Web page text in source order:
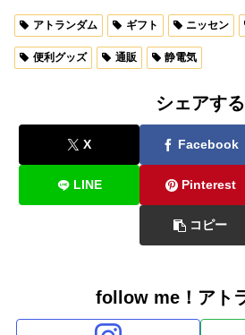
アトランダム ギフト ニッセン
便利グッズ 通販 静電気
シェアする
X Facebook
LINE Pinterest
コピー
follow me！アト